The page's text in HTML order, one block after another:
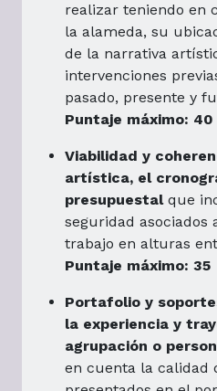
realizar teniendo en
la alameda, su
de la narrativa
intervenciones
pasado, presente y
Puntaje máximo: 40
Viabilidad y
artística, el
presupuestalque
seguridad asociados
trabajo en alturas
Puntaje máximo: 35
Portafolio y
la experiencia y
agrupación o
en cuenta la calidad